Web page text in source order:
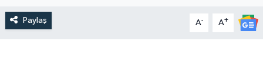
Paylaş A- A+
KASTAMONU